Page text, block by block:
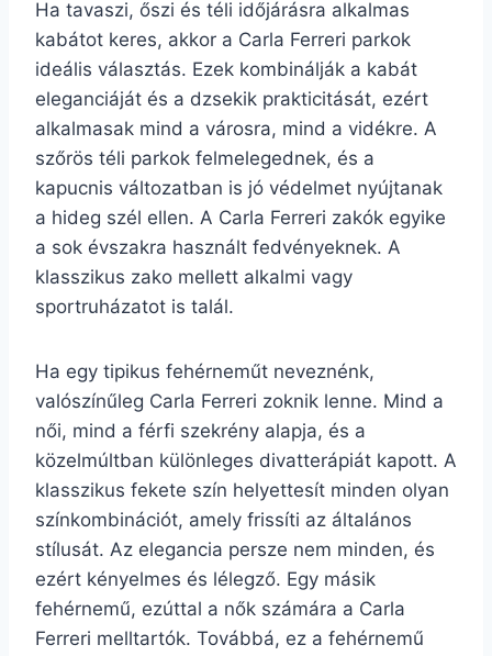
Ha tavaszi, őszi és téli időjárásra alkalmas
kabátot keres, akkor a Carla Ferreri parkok
ideális választás. Ezek kombinálják a kabát
eleganciáját és a dzsekik prakticitását, ezért
alkalmasak mind a városra, mind a vidékre. A
szőrös téli parkok felmelegednek, és a
kapucnis változatban is jó védelmet nyújtanak
a hideg szél ellen. A Carla Ferreri zakók egyike
a sok évszakra használt fedvényeknek. A
klasszikus zako mellett alkalmi vagy
sportruházatot is talál.
Ha egy tipikus fehérneműt neveznénk,
valószínűleg Carla Ferreri zoknik lenne. Mind a
női, mind a férfi szekrény alapja, és a
közelmúltban különleges divatterápiát kapott. A
klasszikus fekete szín helyettesít minden olyan
színkombinációt, amely frissíti az általános
stílusát. Az elegancia persze nem minden, és
ezért kényelmes és lélegző. Egy másik
fehérnemű, ezúttal a nők számára a Carla
Ferreri melltartók. Továbbá, ez a fehérnemű